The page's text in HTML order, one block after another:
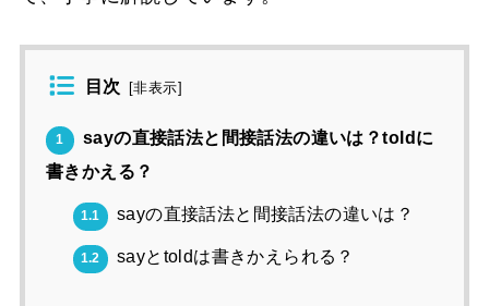
目次 [非表示]
1
sayの直接話法と間接話法の違いは？toldに
書きかえる？
1.1 sayの直接話法と間接話法の違いは？
1.2 sayとtoldは書きかえられる？